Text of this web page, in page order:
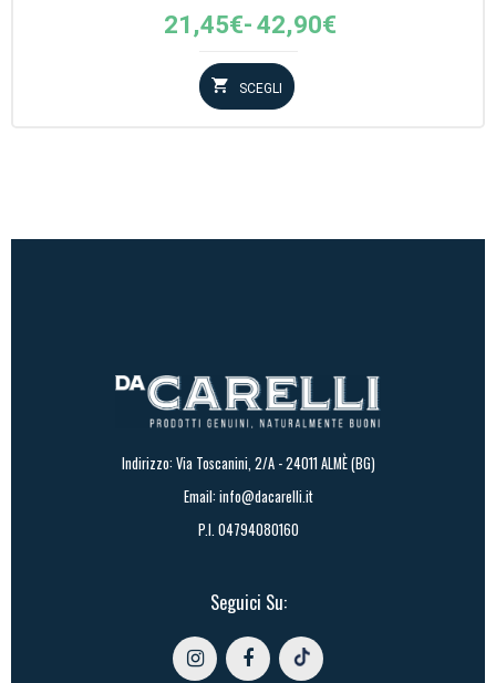
21,45€-42,90€
Fascia
prezzo:
da
SCEGLI
Indirizzo: Via Toscanini, 2/A - 24011 ALMÈ (BG)
Email: info@dacarelli.it
P.I. 04794080160
Seguici Su: